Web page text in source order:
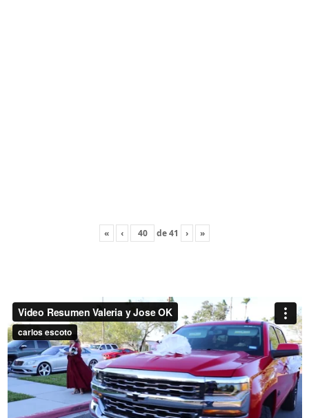
« ‹ de41 › »